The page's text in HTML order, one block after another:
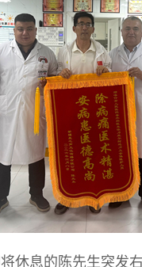
休息的陈先生突发